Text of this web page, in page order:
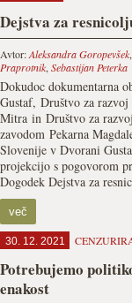
Dejstva za
Avtor:Aleksandra Goropevšek,
Praprotnik, Sebastijan Peterka
Dokudoc dokumentarna
Gustaf, Društvo za
Mitra in Društvo za
zavodom Pekarna
Slovenije v Dvorani
projekcijo s pogovorom
Dogodek Dejstva za
več
30. 12. 2021
Potrebujemo
enakost